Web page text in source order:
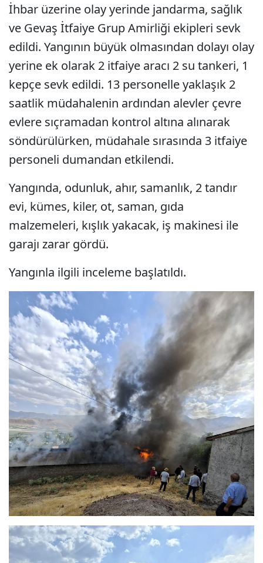
İhbar üzerine olay yerinde jandarma, sağlık
ve Gevaş İtfaiye Grup Amirliği ekipleri sevk
edildi. Yangının büyük olmasından dolayı olay
yerine ek olarak 2 itfaiye aracı 2 su tankeri, 1
kepçe sevk edildi. 13 personelle yaklaşık 2
saatlik müdahalenin ardından alevler çevre
evlere sıçramadan kontrol altına alınarak
söndürülürken, müdahale sırasında 3 itfaiye
personeli dumandan etkilendi.
Yangında, odunluk, ahır, samanlık, 2 tandır
evi, kümes, kiler, ot, saman, gıda
malzemeleri, kışlık yakacak, iş makinesi ile
garajı zarar gördü.
Yangınla ilgili inceleme başlatıldı.